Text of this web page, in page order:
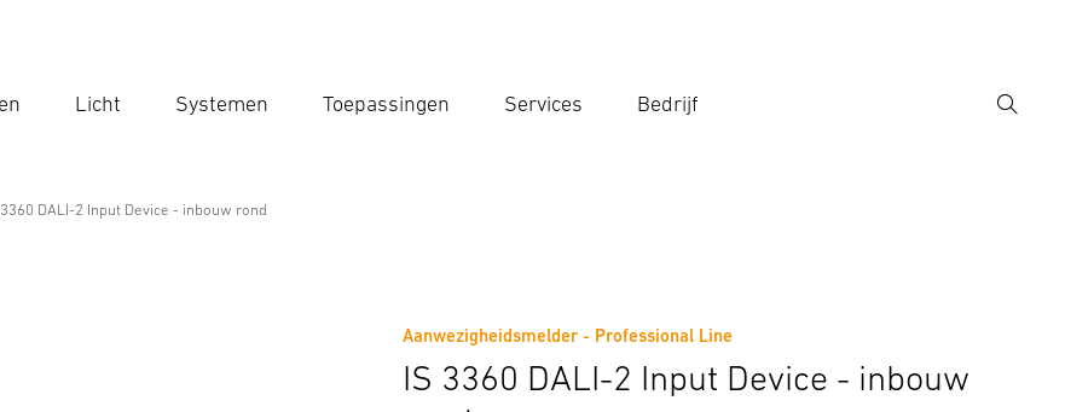
Licht Systemen Toepassingen Services Bedrijf
Zoek
DALI-2 Input Device - inbouw rond
Aanwezigheidsmelder - Professional Line
IS 3360 DALI-2 Input Device - inbouw
Veiligheids- en Waarschuwingsinstructies Fabrikantinformatie